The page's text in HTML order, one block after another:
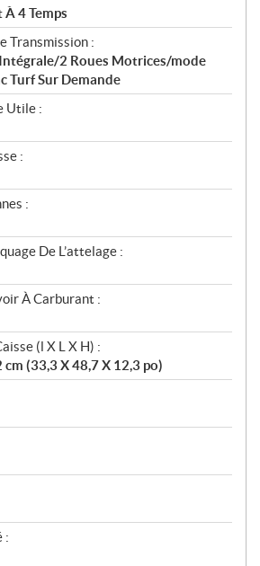
4 Temps
Transmission :
2 Roues Motrices/mode
Turf Sur Demande
Utile :
:
:
De L’attelage :
À Carburant :
(l X L X H) :
(33,3 X 48,7 X 12,3 po)
: